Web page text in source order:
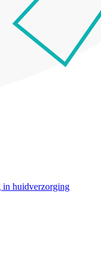
in huidverzorging